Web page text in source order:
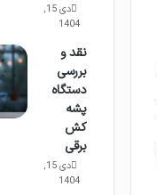
دی 15,
1404
نقد و
بررسی
دستگاه
پشه
کش
برقی
دی 15,
1404